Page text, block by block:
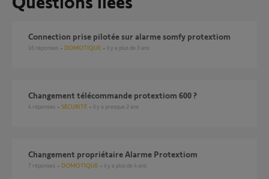
Connection prise pilotée sur alarme somfy protextiom
16 réponses DOMOTIQUE il y a plus de 3 ans
changement télécommande protextiom 600 ?
4 réponses SÉCURITÉ il y a presque 2 ans
Changement propriétaire Alarme Protextiom
7 réponses DOMOTIQUE il y a plus de 4 ans